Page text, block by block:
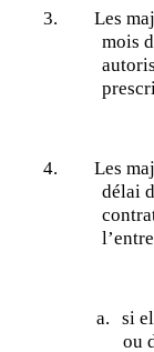
3.
Les
mois
4.
Les
délai
a.
si
ou